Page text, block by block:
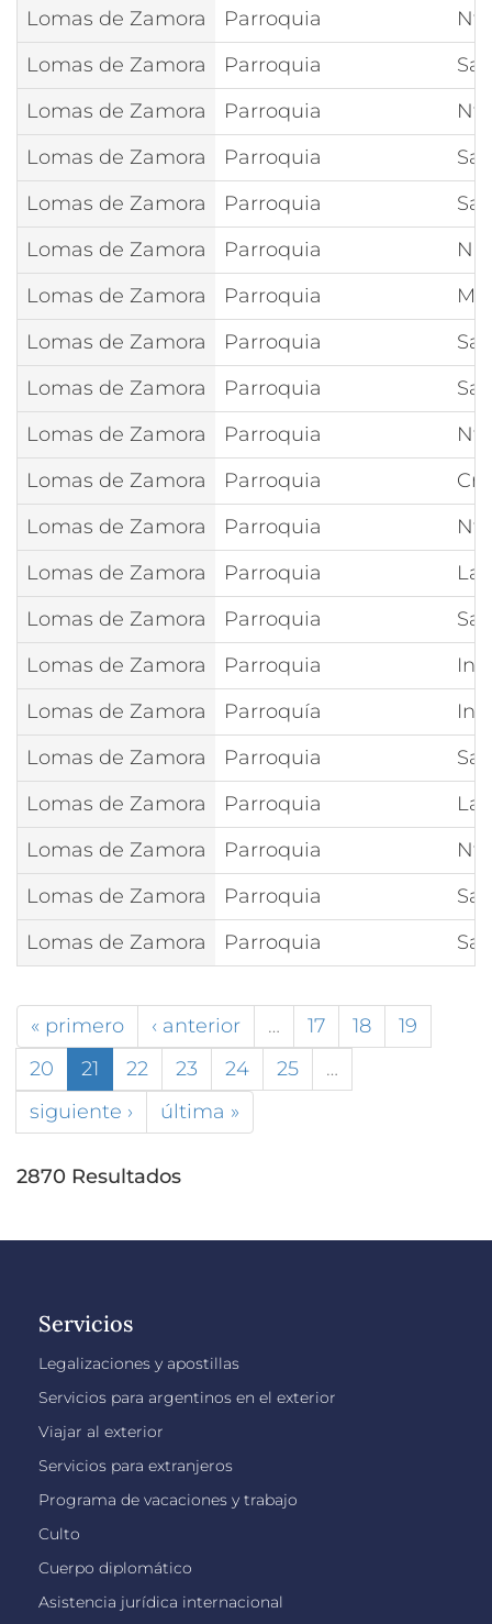
Lomas de Zamora Parroquia
Lomas de Zamora
Parroquia
Lomas de Zamora
Parroquia
Lomas de Zamora
Parroquia
Lomas de Zamora
Parroquia
Lomas de Zamora
Parroquia
Lomas de Zamora
Parroquia
Lomas de Zamora
Parroquia
Lomas de Zamora
Parroquia
Lomas de Zamora
Parroquia
Lomas de Zamora
Parroquia
Lomas de Zamora
Parroquia
Lomas de Zamora
Parroquia
La
Lomas de Zamora
Parroquia
Lomas de Zamora
Parroquia
Lomas de Zamora
Parroquía
Lomas de Zamora
Parroquia
Lomas de Zamora
Parroquia
La
Lomas de Zamora
Parroquia
Lomas de Zamora
Parroquia
Lomas de Zamora
Parroquia
« primero ‹ anterior … 17 18
19
20
21 22 23 24 25
…
siguiente ›
última »
2870 Resultados
Servicios
Legalizaciones y apostillas
Servicios para argentinos en el exterior
Viajar al exterior
Servicios para extranjeros
Programa de vacaciones y trabajo
Culto
Cuerpo diplomático
Asistencia jurídica internacional